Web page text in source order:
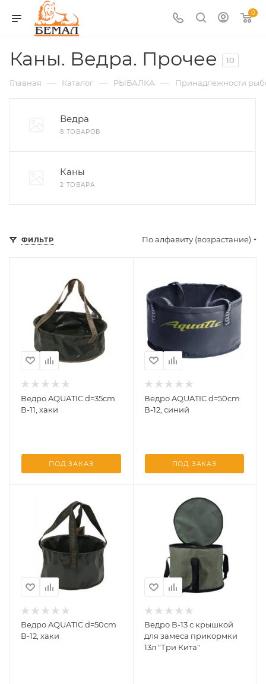
0
Каны. Ведра. Прочее 10
Главная — Каталог — РЫБАЛКА — Принадлежности
Ведра
8 ТОВАРОВ
Каны
2 ТОВАРА
ФИЛЬТР По алфавиту (возрастание)
Ведро AQUATIC d=35cm
В-11, хаки
ПОД ЗАКАЗ
Ведро AQUATIC d=50cm
В-12, синий
ПОД ЗАКАЗ
Ведро AQUATIC d=50cm
В-12, хаки
Ведро В-13 с крышкой
для замеса прикормки
13л "Три Кита"